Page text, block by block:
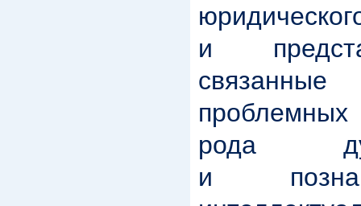
и
рода
и